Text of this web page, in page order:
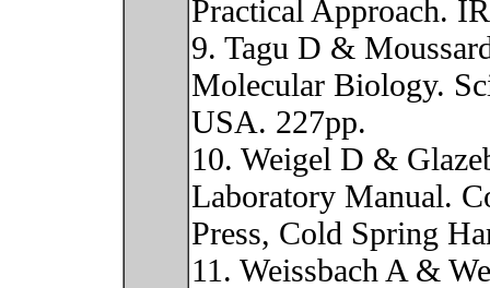
Practical Approach.
9. Tagu D &
Molecular Biology.
USA. 227pp.
10. Weigel D &
Laboratory Manual.
Press, Cold Spring
11. Weissbach A &